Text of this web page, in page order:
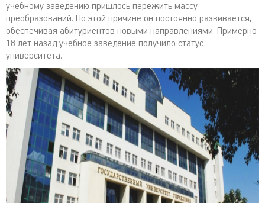
учебному заведению пришлось пережить массу
преобразований. По этой причине он постоянно развивается,
обеспечивая абитуриентов новыми направлениями. Примерно
18 лет назад учебное заведение получило статус
университета.